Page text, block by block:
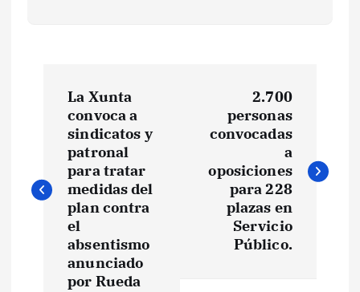
e
La Xunta
convoca a
sindicatos y
patronal
para tratar
medidas del
plan contra
el
absentismo
anunciado
por Rueda
2.700
personas
convocadas
a
oposiciones
para 228
plazas en
Servicio
Público.